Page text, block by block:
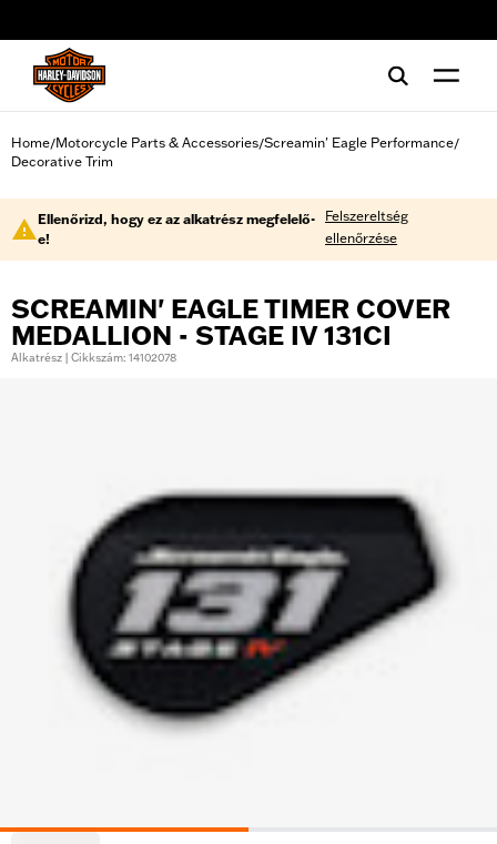
Home/Motorcycle Parts & Accessories/Screamin' Eagle Performance/
Decorative Trim
Ellenőrizd, hogy ez az alkatrész megfelelő-
e!
Felszereltség
ellenőrzése
SCREAMIN' EAGLE TIMER COVER
MEDALLION - STAGE IV 131CI
Alkatrész | Cikkszám: 14102078